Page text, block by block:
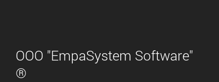
ООО "EmpaSystem Software"
®